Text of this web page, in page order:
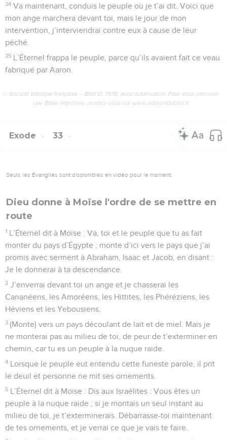
34 Va maintenant, conduis le peuple où je t’ai dit. Voici que
mon ange marchera devant toi, mais le jour de mon
intervention, j’interviendrai contre eux à cause de leur
péché.
35 L’Éternel frappa le peuple, parce qu’ils avaient fait ce veau
fabriqué par Aaron.
© Société biblique française – Bibli’O, 1978, avec autorisation. Pour vous procurer
une Bible imprimée, rendez-vous sur www.editionsbiblio.fr
Exode 33
Seuls les Évangiles sont disponibles en vidéo pour le moment.
Dieu donne à Moïse l'ordre de se mettre en
route
1 L’Éternel dit à Moïse : Va, toi et le peuple que tu as fait
monter du pays d’Égypte ; monte d’ici vers le pays que j’ai
promis avec serment à Abraham, Isaac et Jacob, en disant :
Je le donnerai à ta descendance.
2 J’enverrai devant toi un ange et je chasserai les
Cananéens, les Amoréens, les Hittites, les Phéréziens, les
Héviens et les Yebousiens.
3 (Monte) vers un pays découlant de lait et de miel. Mais je
ne monterai pas au milieu de toi, de peur de t’exterminer en
chemin, car tu es un peuple à la nuque raide.
4 Lorsque le peuple eut entendu cette funeste parole, il prit
le deuil et personne ne mit ses ornements.
5 L’Éternel dit à Moïse : Dis aux Israélites : Vous êtes un
peuple à la nuque raide ; si je montais un seul instant au
milieu de toi, je t’exterminerais. Débarrasse-toi maintenant
de tes ornements, et je verrai ce que je vais te faire.